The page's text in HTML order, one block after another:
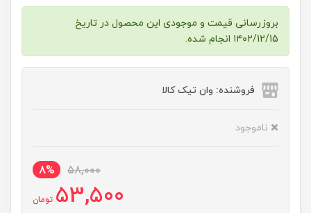
بروزرسانی قیمت و موجودی این محصول در تاریخ
۱۴۰۲/12/15 انجام شده.
فروشنده: وان تیک کالا
ناموجود
58,000
8%
53,500 تومان